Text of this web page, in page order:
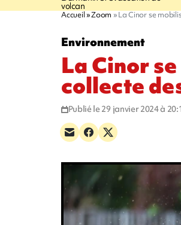
volcan
Accueil Zoom La Cinor se
Environnement
La Cinor
collecte
Publié le 29 janvier 2024 à